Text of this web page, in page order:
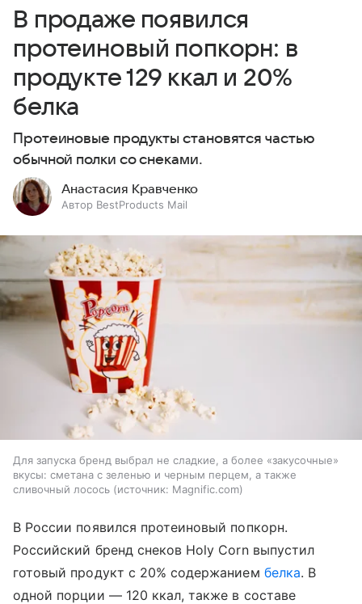
В продаже появился
протеиновый попкорн: в
продукте 129 ккал и 20%
белка
Протеиновые продукты становятся частью
обычной полки со снеками.
Анастасия Кравченко
Автор BestProducts Mail
Для запуска бренд выбрал не сладкие, а более «закусочные»
вкусы: сметана с зеленью и черным перцем, а также
сливочный лосось
источник: Magnific.com
В России появился протеиновый попкорн.
Российский бренд снеков Holy Corn выпустил
готовый продукт с 20% содержанием белка. В
одной порции — 120 ккал, также в составе